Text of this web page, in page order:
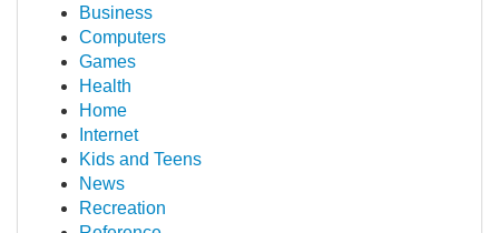
Business
Computers
Games
Health
Home
Internet
Kids and Teens
News
Recreation